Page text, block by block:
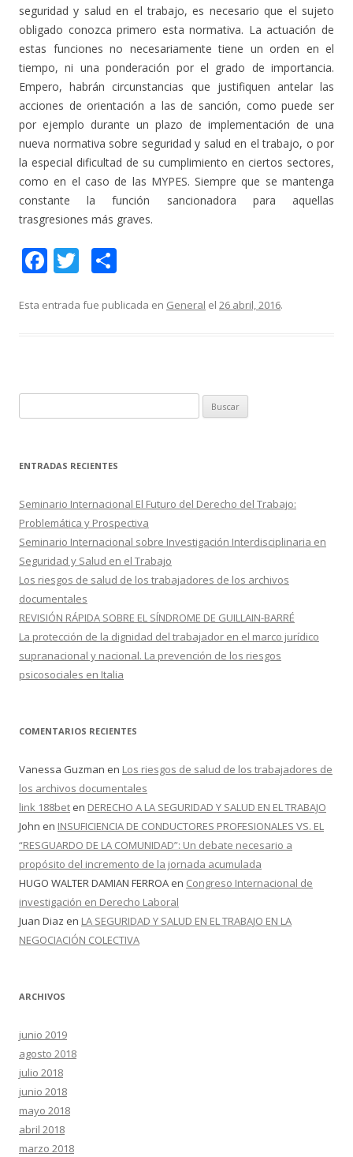
seguridad y salud en el trabajo, es necesario que el sujeto
obligado conozca primero esta normativa. La actuación de
estas funciones no necesariamente tiene un orden en el
tiempo, ni una ponderación por el grado de importancia.
Empero, habrán circunstancias que justifiquen antelar las
acciones de orientación a las de sanción, como puede ser
por ejemplo durante un plazo de implementación de una
nueva normativa sobre seguridad y salud en el trabajo, o por
la especial dificultad de su cumplimiento en ciertos sectores,
como en el caso de las MYPES. Siempre que se mantenga
constante la función sancionadora para aquellas
trasgresiones más graves.
F
e
o
k
T
itt m
ti
r
Esta entrada fue publicada en General el 26 abril, 2016.
u
ENTRADAS RECIENTES
Seminario Internacional El Futuro del Derecho del Trabajo:
Problemática y Prospectiva
Seminario Internacional sobre Investigación Interdisciplinaria en
Seguridad y Salud en el Trabajo
Los riesgos de salud de los trabajadores de los archivos
documentales
REVISIÓN RÁPIDA SOBRE EL SÍNDROME DE GUILLAIN-BARRÉ
La protección de la dignidad del trabajador en el marco jurídico
supranacional y nacional. La prevención de los riesgos
psicosociales en Italia
COMENTARIOS RECIENTES
Vanessa Guzman en Los riesgos de salud de los trabajadores de
los archivos documentales
link 188bet en DERECHO A LA SEGURIDAD Y SALUD EN EL TRABAJO
John en INSUFICIENCIA DE CONDUCTORES PROFESIONALES VS. EL
“RESGUARDO DE LA COMUNIDAD”: Un debate necesario a
propósito del incremento de la jornada acumulada
HUGO WALTER DAMIAN FERROA en Congreso Internacional de
investigación en Derecho Laboral
Juan Diaz en LA SEGURIDAD Y SALUD EN EL TRABAJO EN LA
NEGOCIACIÓN COLECTIVA
ARCHIVOS
junio 2019
agosto 2018
julio 2018
junio 2018
mayo 2018
abril 2018
marzo 2018